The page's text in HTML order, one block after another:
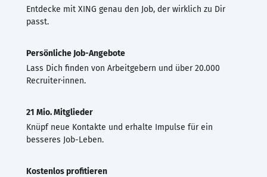
Entdecke mit XING genau den Job, der wirklich zu Dir
passt.
Persönliche Job-Angebote
Lass Dich finden von Arbeitgebern und über 20.000
Recruiter·innen.
21 Mio. Mitglieder
Knüpf neue Kontakte und erhalte Impulse für ein
besseres Job-Leben.
Kostenlos profitieren